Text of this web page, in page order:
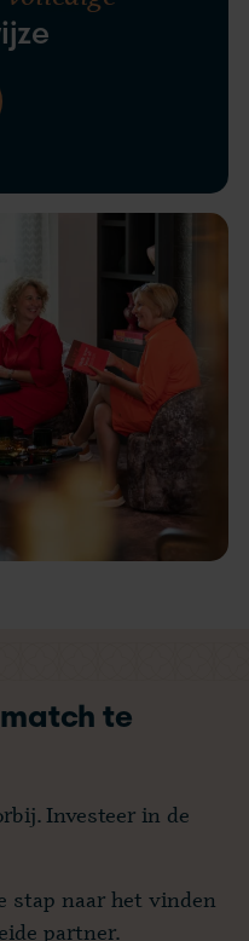
te
Investeer in de
stap naar het vinden
partner.